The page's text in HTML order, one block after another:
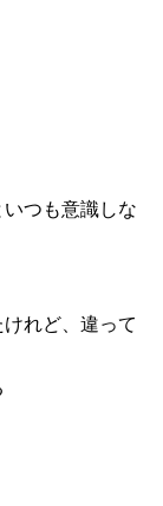
つも意識しな
れど、違って